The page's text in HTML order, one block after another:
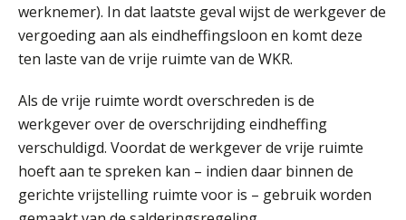
werknemer). In dat laatste geval wijst de werkgever de
vergoeding aan als eindheffingsloon en komt deze
ten laste van de vrije ruimte van de WKR.
Als de vrije ruimte wordt overschreden is de
werkgever over de overschrijding eindheffing
verschuldigd. Voordat de werkgever de vrije ruimte
hoeft aan te spreken kan – indien daar binnen de
gerichte vrijstelling ruimte voor is – gebruik worden
De mensen achter de loonstrook: in
gesprek met Susan Hendriks
17
SEP
Cursus Samen sterk: efficiënte samenwerking tussen HR en salarisadministratie
MOCuitgevers
21
SEP
MOCuitgevers
SEP
Online cursus Zzp’er, de Wet DBA en schijnzelfstandigheid
MOCuitgevers